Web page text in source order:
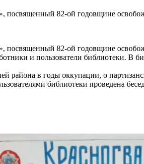
82-ой годовщине
82-ой годовщине
и пользователи библиотеки.​ В
района в годы оккупации, о
библиотеки проведена